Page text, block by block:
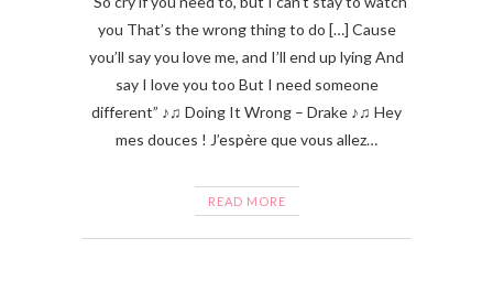
you That’s the wrong thing to do […] Cause
you’ll say you love me, and I’ll end up lying And
say I love you too But I need someone
different” ♪♫ Doing It Wrong – Drake ♪♫ Hey
mes douces ! J’espère que vous allez…
READ MORE